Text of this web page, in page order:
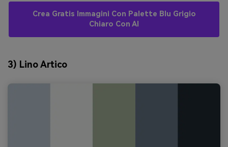
Crea Gratis Immagini Con Palette Blu Grigio
Chiaro Con AI
3) Lino Artico